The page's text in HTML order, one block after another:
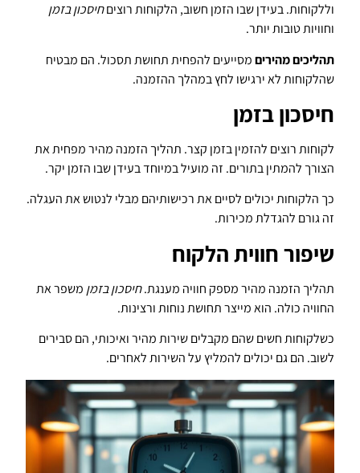
וללקוחות. בעידן שבו הזמן חשוב, הלקוחות רוציםחיסכון בזמן
וחוויות טובות יותר.
תהליכים מהיריםמסייעים להפחית תחושת תסכול. הם מבטיח
שהלקוחות לא ירגישו לחץ במהלך ההזמנה.
חיסכון בזמן
לקוחות רוצים להזמין בזמן קצר. תהליך הזמנה מהיר מפחית את
הצורך להמתין בתורים. זה מועיל במיוחד בעידן שבו הזמן יקר.
כך הלקוחות יכולים לסיים את רכישותיהם מבלי לנטוש את העגלה.
זה גורם להגדלת מכירות.
שיפור חווית הלקוח
תהליך הזמנה מהיר מספק חוויה מענגת.חיסכון בזמן משפר את
החוויה כולה. הוא מייצר תחושת נוחות ורצינות.
כשלקוחות חשים שהם מקבלים שירות מהיר ואיכותי, הם סבירים
לשוב. הם גם יכולים להמליץ על השירות לאחרים.